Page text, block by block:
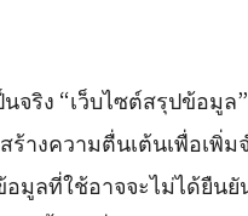
จริง “เว็บไซต์สรุปข้อมูล
างความตื่นเต้นเพื่อเพิ่ม
มูลที่ใช้อาจจะไม่ได้ยืน